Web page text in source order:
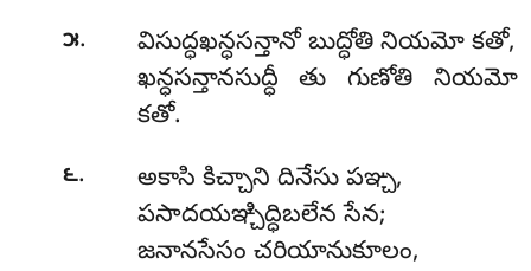
౫.
విసుద్ధఖన్ధసన్తానో బుద్ధోతి నియమో కతో,
ఖన్ధసన్తానసుద్ధీ తు గుణోతి నియమో
కతో.
౬.
అకాసి కిచ్చాని దినేసు పఞ్చ,
పసాదయఞ్చిద్ధిబలేన సేన;
జనానసేసం చరియానుకూలం,